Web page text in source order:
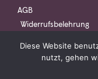
AGB
Widerrufsbelehrung
Diese Website
nutzt, gehen